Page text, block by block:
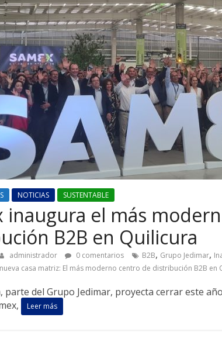
NOTICIAS SUSTENTABLE
inaugura el más
B2B en Quilicura
administrador 0 comentarios B2B, Grupo Jedimar,
casa matriz: El más moderno centro de distribución B2B en
parte del Grupo Jedimar, proyecta cerrar este
Leer más